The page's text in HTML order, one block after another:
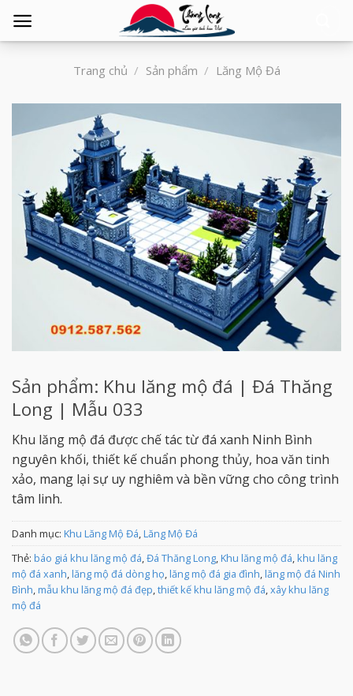
Trang chủ / Sản phẩm / Lăng Mộ Đá
Sản phẩm: Khu lăng mộ đá | Đá Thăng
Long | Mẫu 033
Khu lăng mộ đá được chế tác từ đá xanh Ninh Bình
nguyên khối, thiết kế chuẩn phong thủy, hoa văn tinh
xảo, mang lại sự uy nghiêm và bền vững cho công trình
tâm linh.
Danh mục: Khu Lăng Mộ Đá,Lăng Mộ Đá
Thẻ: báo giá khu lăng mộ đá,Đá Thăng Long,Khu lăng mộ đá,khu lăng
mộ đá xanh,lăng mộ đá dòng họ,lăng mộ đá gia đình,lăng mộ đá Ninh
Bình,mẫu khu lăng mộ đá đẹp,thiết kế khu lăng mộ đá,xây khu lăng
mộ đá